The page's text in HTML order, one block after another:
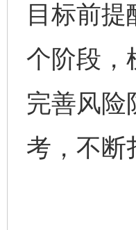
目标前
个阶段，
完善风险
考，不断
完善运行机制助